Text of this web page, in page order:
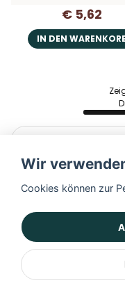
€ 5,62
IN DEN
1 2
Wir
Cookies können zur